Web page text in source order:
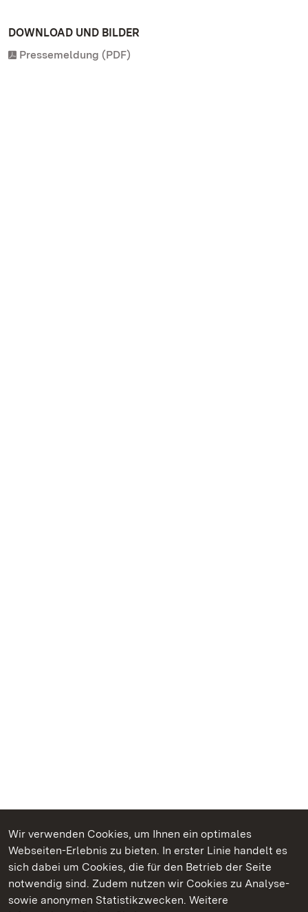
Wir verwenden Cookies, um Ihnen ein optimales
Webseiten-Erlebnis zu bieten. In erster Linie handelt es
sich dabei um Cookies, die für den Betrieb der Seite
notwendig sind. Zudem nutzen wir Cookies zu Analyse-
sowie anonymen Statistikzwecken. Weitere
DOWNLOAD UND BILDER
Pressemeldung (PDF)
Kommen. Staunen. Genießen.